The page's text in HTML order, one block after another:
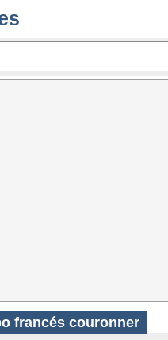
francés couronner